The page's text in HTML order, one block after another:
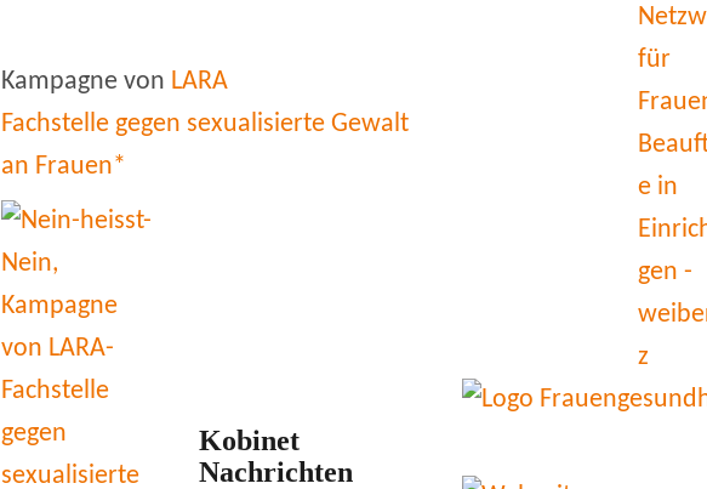
Kampagne von LARA
Fachstelle gegen sexualisierte Gewalt
an Frauen*
Kobinet
Nachrichten